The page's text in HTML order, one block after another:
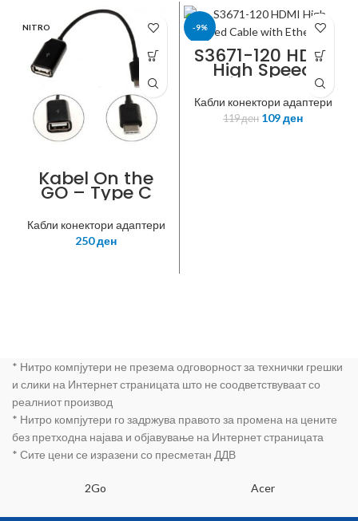
NITRO
Kabel On the
GO – Type C
Кабли конектори адаптери
250ден
-9%
ROLINE
S3671-120 HDMI
High Speed
Cable with
Ethernet, M/M,
black, 1m
Кабли конектори адаптери
119ден 109ден
* Нитро компјутери не презема одговорност за технички грешки
и слики на Интернет страницата што не соодветствуваат со
реалниот производ
* Нитро компјутери го задржува правото за промена на цените
без претходна најава и објавување на Интернет страницата
* Сите цени се изразени со пресметан ДДВ
2Go Acer